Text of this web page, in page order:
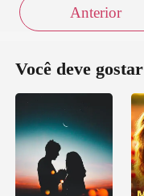
Anterior
Você deve gostar